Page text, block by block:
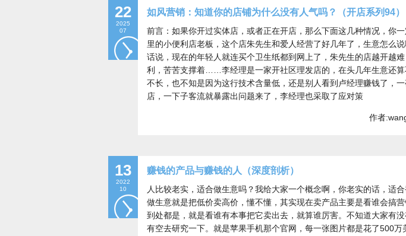
22
2025
07
如风营销：知道你的店铺为什么没有人气吗？（开店系列94）
前言：如果你开过实体店，或者正在开店，那么下面这几种情况，你
里的小便利店老板，这个店朱先生和爱人经营了好几年了，生意怎么
话说，现在的年轻人就连买个卫生纸都到网上了，朱先生的店越开越
利，苦苦支撑着……李经理是一家开社区理发店的，在头几年生意还
不长，也不知是因为这行技术含量低，还是别人看到卢经理赚钱了，
店，一下子客流就暴露出问题来了，李经理也采取了应对策
作者
13
2022
10
赚钱的产品与赚钱的人（深度剖析）
人比较老实，适合做生意吗？我给大家一个概念啊，你老实的话，适
做生意就是把低价卖高价，懂不懂，其实现在卖产品主要是看谁会搞
到处都是，就是看谁有本事把它卖出去，就算谁厉害。不知道大家有
有空去研究一下。就是苹果手机那个官网，每一张图片都是花了500万